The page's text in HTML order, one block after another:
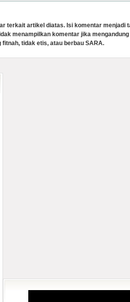
terkait artikel diatas. Isi komentar menjadi
menampilkan komentar jika
tidak etis, atau berbau SARA.